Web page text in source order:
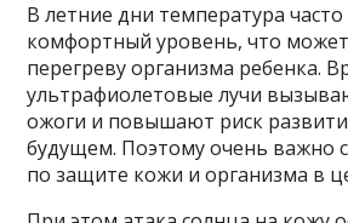
В летние дни температура
комфортный уровень, что
перегреву организма ребенка.
ультрафиолетовые лучи
ожоги и повышают риск
будущем. Поэтому очень важно
по защите кожи и организма в